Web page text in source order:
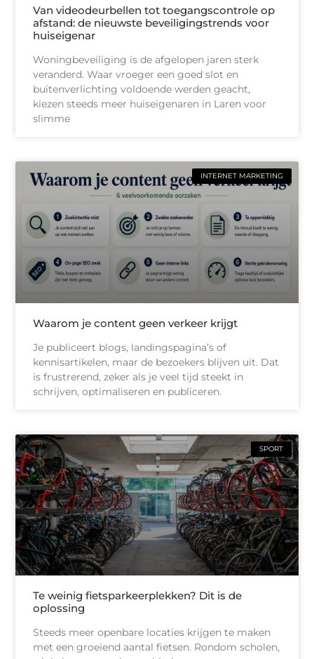
Van videodeurbellen tot toegangscontrole op
afstand: de nieuwste beveiligingstrends voor
huiseigenar
Woningbeveiliging is de afgelopen jaren sterk
veranderd. Waar vroeger een goed slot en
buitenverlichting voldoende werden geacht,
kiezen steeds meer huiseigenaren in Laren voor
slimme
INTERNET MARKETING
Waarom je content geen verkeer krijgt
Je publiceert blogs, landingspagina’s of
kennisartikelen, maar de bezoekers blijven uit. Dat
is frustrerend, zeker als je veel tijd steekt in
schrijven, optimaliseren en publiceren.
SPORT
Te weinig fietsparkeerplekken? Dit is de
oplossing
Steeds meer openbare locaties krijgen te maken
met een groeiend aantal fietsen. Rondom scholen,